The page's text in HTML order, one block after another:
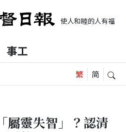
使人和睦的人有福了
事工
屬靈失智」？認清